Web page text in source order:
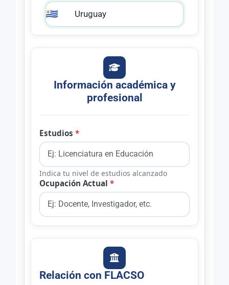
🇺🇾
Información académica y
profesional
Estudios*
Indica tu nivel de estudios alcanzado
Ocupación Actual*
Relación con FLACSO